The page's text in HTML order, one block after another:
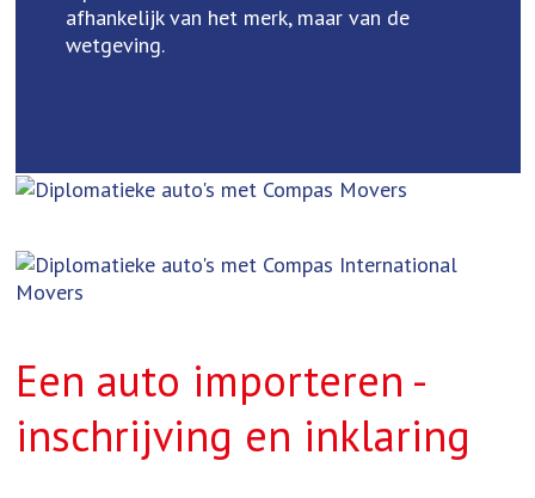
afhankelijk van het merk, maar van de
wetgeving.
Een auto importeren -
inschrijving en inklaring